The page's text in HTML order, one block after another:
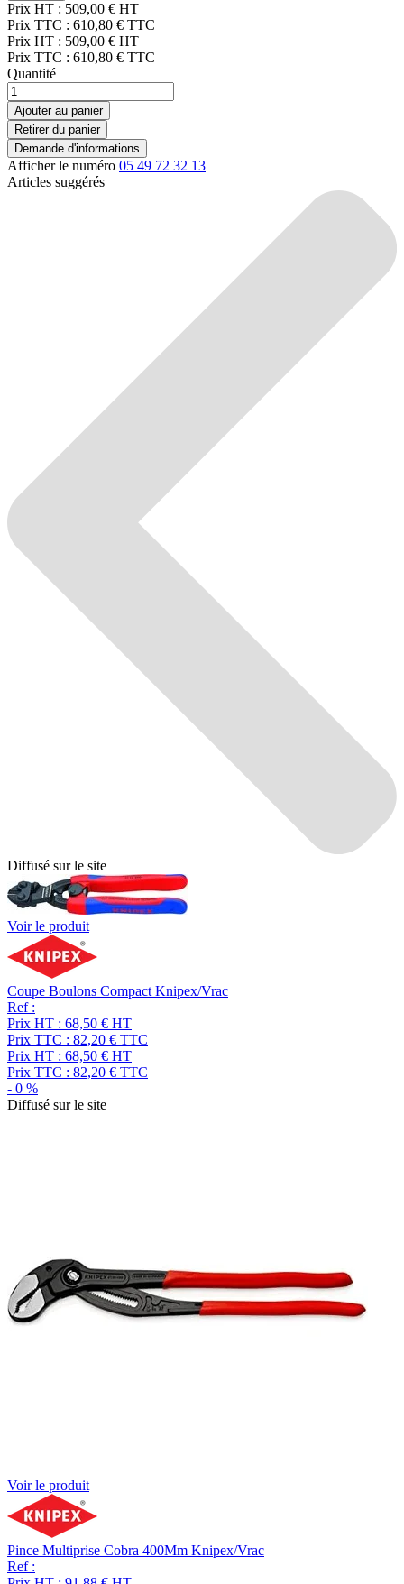
Prix HT : 509,00 € HT
Prix TTC : 610,80 € TTC
Prix HT : 509,00 € HT
Prix TTC : 610,80 € TTC
Quantité
Ajouter au panier
Retirer du panier
Demande d'informations
Afficher le numéro 05 49 72 32 13
Articles suggérés
Diffusé sur le site
Voir le produit
Coupe Boulons Compact Knipex/Vrac
Ref :
Prix HT : 68,50 € HT
Prix TTC : 82,20 € TTC
Prix HT : 68,50 € HT
Prix TTC : 82,20 € TTC
- 0 %
Diffusé sur le site
Voir le produit
Pince Multiprise Cobra 400Mm Knipex/Vrac
Ref :